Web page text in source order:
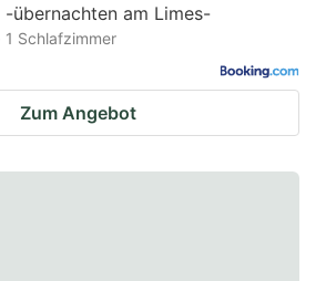
übernachten am Limes-
1 Schlafzimmer
Zum Angebot